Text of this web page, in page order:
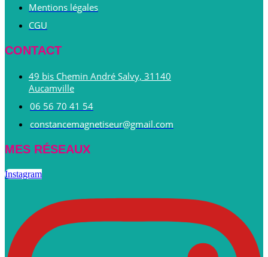
Mentions légales
CGU
CONTACT
49 bis Chemin André Salvy, 31140
Aucamville
06 56 70 41 54
constancemagnetiseur@gmail.com
MES RÉSEAUX
Instagram